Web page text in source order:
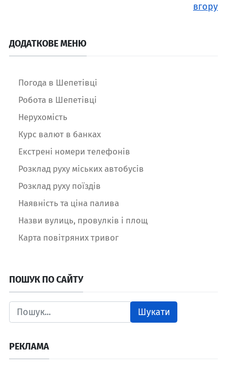
вгору
ДОДАТКОВЕ МЕНЮ
Погода в Шепетівці
Робота в Шепетівці
Нерухомість
Курс валют в банках
Екстрені номери телефонів
Розклад руху міських автобусів
Розклад руху поїздів
Наявність та ціна палива
Назви вулиць, провулків і площ
Карта повітряних тривог
ПОШУК ПО САЙТУ
Шукати
РЕКЛАМА